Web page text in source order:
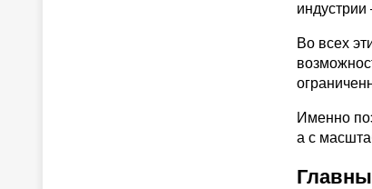
Во всех
Именно
а с